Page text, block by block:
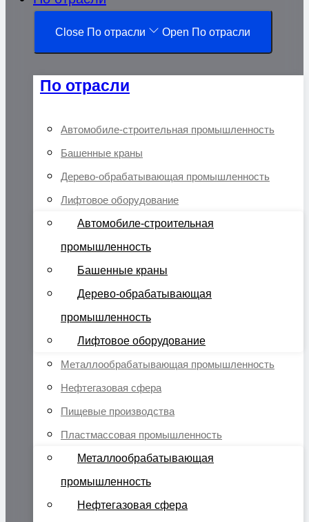
Close По отрасли Open По отрасли
По отрасли
Автомобиле-строительная промышленность
Башенные краны
Дерево-обрабатывающая промышленность
Лифтовое оборудование
Автомобиле-строительная
промышленность
Башенные краны
Дерево-обрабатывающая
промышленность
Лифтовое оборудование
Металлообрабатывающая промышленность
Нефтегазовая сфера
Пищевые производства
Пластмассовая промышленность
Металлообрабатывающая
промышленность
Нефтегазовая сфера